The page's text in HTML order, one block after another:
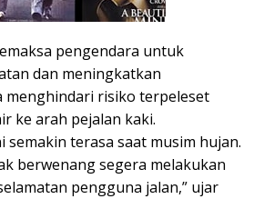
pengendara untuk
dan meningkatkan
menghindari risiko terpeleset
ke arah pejalan kaki.
semakin terasa saat musim hujan.
berwenang segera melakukan
pengguna jalan,” ujar